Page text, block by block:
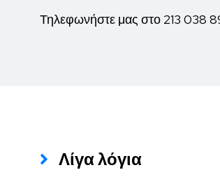
Τηλεφωνήστε μας στο 213 038
Λίγα λόγια